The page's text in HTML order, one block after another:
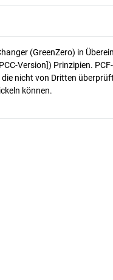
(GreenZero) in
Version]) Prinzipien.
nicht von Dritten
können.